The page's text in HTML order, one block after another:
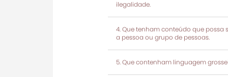
ilegalidade.
Que tenham conteúdo que possa
a pessoa ou grupo de pessoas.
Que contenham linguagem